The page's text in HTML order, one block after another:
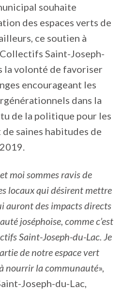
souhaite
des espaces verts de
ce soutien à
Saint-Joseph-
la volonté de favoriser
encourageant les
dans la
de la politique pour les
saines habitudes de
moi sommes ravis de
locaux qui désirent mettre
auront des impacts directs
joséphoise, comme c’est
Saint-Joseph-du-Lac. Je
de notre espace vert
nourrir la communauté»,
Joseph-du-Lac,